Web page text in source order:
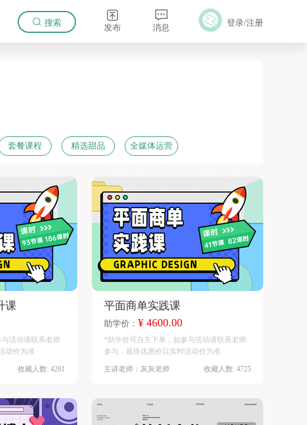
搜索
UI设计 影视制作 商业插画
发布 消息
登录/注册
套餐课程 精选甜品 全媒体运营
课
活动请联系老师
动价为准
收藏人数: 4281
平面商单实践课
助学价： ¥ 4600.00
*助学价可自主下单，如参与活动请联系老师
参与，最终优惠价以实时活动价为准
主讲老师：灰灰老师 收藏人数: 4725